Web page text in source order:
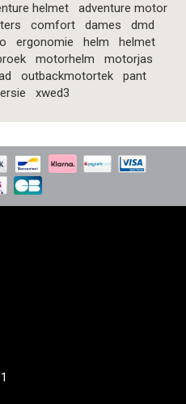
helmet
adventure motor
comfort dames
dmd
ergonomie helm
helmet
motorhelm
motorjas
outbackmotortek
pant
xwed3